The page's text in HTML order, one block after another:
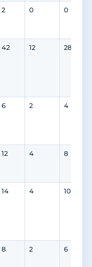
2 0 0
42 12 28
6 2 4
12 4 8
14 4 10
8 2 6